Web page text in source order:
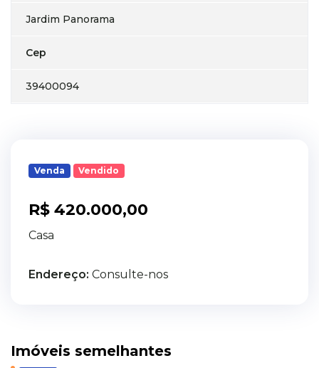
Jardim Panorama
Cep
39400094
Venda Vendido
R$ 420.000,00
Casa
Endereço: Consulte-nos
Imóveis semelhantes